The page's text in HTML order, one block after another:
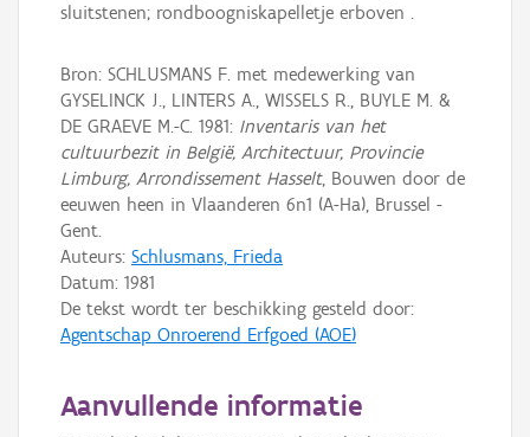
sluitstenen; rondboogniskapelletje erboven .
Bron: SCHLUSMANS F. met medewerking van
GYSELINCK J., LINTERS A., WISSELS R., BUYLE M. &
DE GRAEVE M.-C. 1981: Inventaris van het
cultuurbezit in België, Architectuur, Provincie
Limburg, Arrondissement Hasselt, Bouwen door de
eeuwen heen in Vlaanderen 6n1 (A-Ha), Brussel -
Gent.
Auteurs: Schlusmans, Frieda
Datum: 1981
De tekst wordt ter beschikking gesteld door:
Agentschap Onroerend Erfgoed (AOE)
Aanvullende informatie